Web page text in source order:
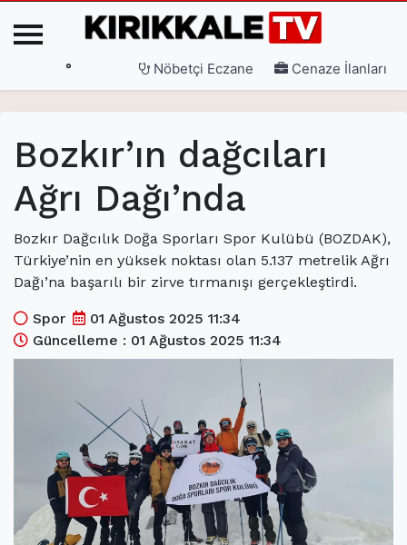
3. Sayfa(current)
Gündem (current)
Siyaset(current)
Eğitim (current)
Ekonomi
Spor(current)
Kültür Sanat (current)
Teknoloji(current)
Özel Haber(current)
Dünya(current)
° Nöbetçi Eczane Cenaze İlanları
Bozkır’ın dağcıları
Ağrı Dağı’nda
Bozkır Dağcılık Doğa Sporları Spor Kulübü (BOZDAK),
Türkiye’nin en yüksek noktası olan 5.137 metrelik Ağrı
Dağı’na başarılı bir zirve tırmanışı gerçekleştirdi.
Spor
01 Ağustos 2025 11:34
Güncelleme : 01 Ağustos 2025 11:34